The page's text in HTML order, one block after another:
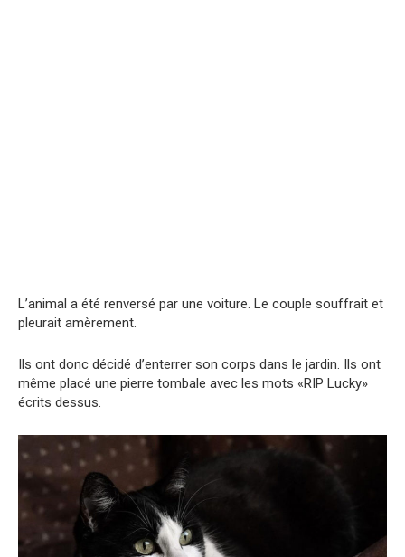
L’animal a été renversé par une voiture. Le couple souffrait et
pleurait amèrement.
Ils ont donc décidé d’enterrer son corps dans le jardin. Ils ont
même placé une pierre tombale avec les mots «RIP Lucky»
écrits dessus.